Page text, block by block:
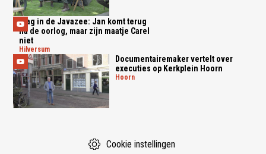
Slag in de Javazee: Jan komt terug
na de oorlog, maar zijn maatje Carel
niet
hilversum
Documentairemaker vertelt over
executies op Kerkplein Hoorn
hoorn
Cookie instellingen